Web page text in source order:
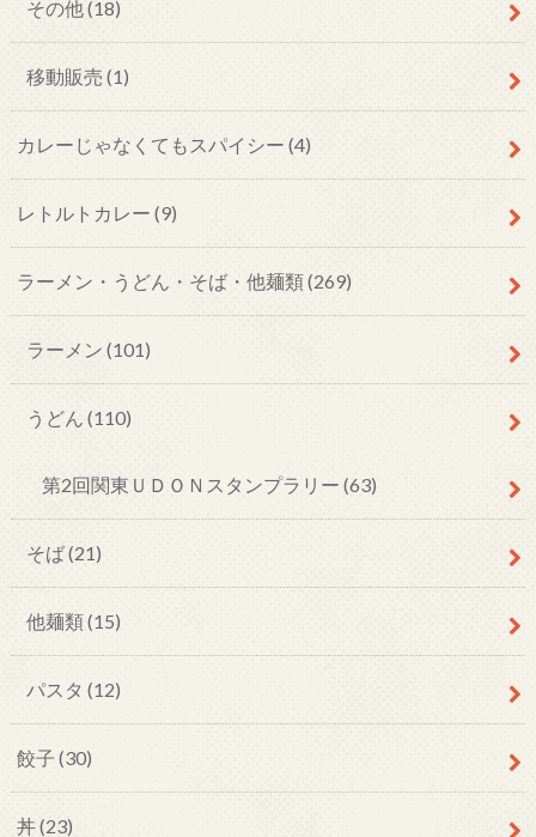
その他(18)
移動販売 (1)
カレーじゃなくてもスパイシー (4)
レトルトカレー (9)
ラーメン・うどん・そば・他麺類(269)
ラーメン (101)
うどん (110)
第2回関東ＵＤＯＮスタンプラリー (63)
そば(21)
他麺類(15)
パスタ (12)
餃子 (30)
丼(23)